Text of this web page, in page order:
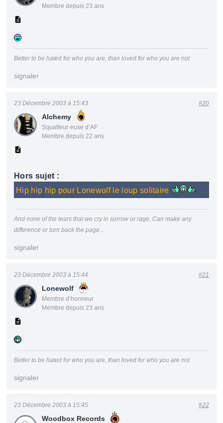
Membre depuis 23 ans
Better to be hated for who you are, than loved for who you are not
signaler
Alchemy
Squatteur·euse d’AF
Membre depuis 22 ans
23 Décembre 2003 à 15:43 #20
Hors sujet :
Hip hip hip pour Lonewolf le loup solitaire
And none of the tears that we cry in sorrow or rage, Can make any
difference or turn back the page...
signaler
Lonewolf
Membre d’honneur
Membre depuis 23 ans
23 Décembre 2003 à 15:44 #21
Better to be hated for who you are, than loved for who you are not
signaler
Woodbox Records
23 Décembre 2003 à 15:45 #22